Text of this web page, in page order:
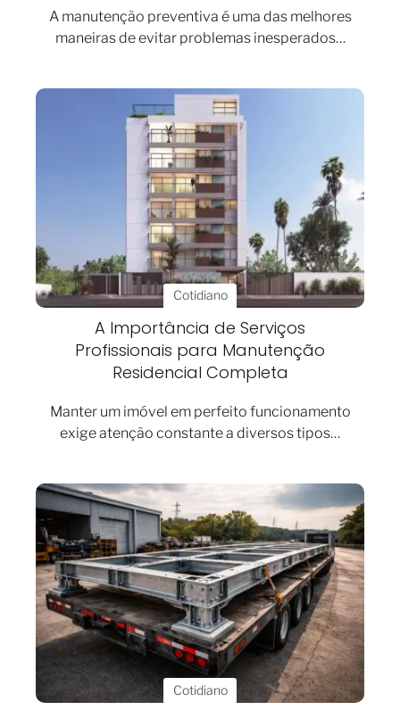
A manutenção preventiva é uma das melhores
maneiras de evitar problemas inesperados…
Cotidiano
A Importância de Serviços
Profissionais para Manutenção
Residencial Completa
Manter um imóvel em perfeito funcionamento
exige atenção constante a diversos tipos…
Cotidiano